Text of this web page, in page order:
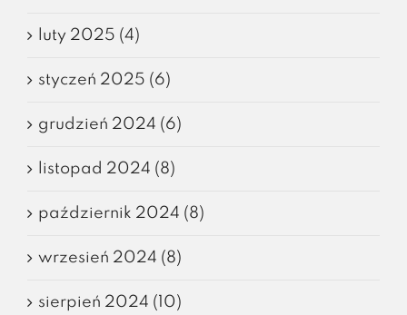
luty 2025 (4)
styczeń 2025 (6)
grudzień 2024 (6)
listopad 2024 (8)
październik 2024 (8)
wrzesień 2024 (8)
sierpień 2024 (10)